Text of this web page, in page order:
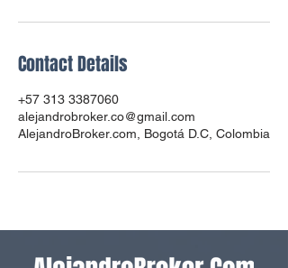
Contact Details
+57 313 3387060
alejandrobroker.co@gmail.com
AlejandroBroker.com, Bogotá D.C, Colombia